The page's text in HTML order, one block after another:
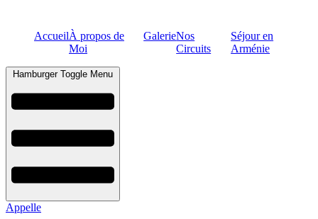
AccueilÀ propos de
Moi
GalerieNos
Circuits
Séjour en
Arménie
Hamburger Toggle Menu
Appelle